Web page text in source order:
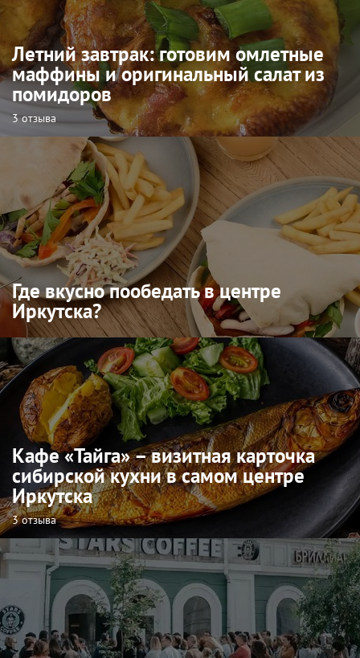
Летний завтрак: готовим омлетные
маффины и оригинальный салат из
помидоров
3 отзыва
Где вкусно пообедать в центре
Иркутска?
Кафе «Тайга» – визитная карточка
сибирской кухни в самом центре
Иркутска
3 отзыва